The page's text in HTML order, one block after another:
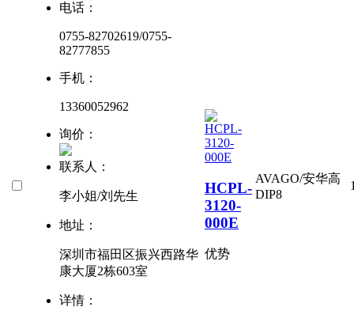
电话：
0755-82702619/0755-
82777855
手机：
13360052962
询价：
联系人：
李小姐/刘先生
地址：
深圳市福田区振兴西路华
康大厦2栋603室
详情：
HCPL-
3120-
000E
优势
AVAGO/安华高
DIP8